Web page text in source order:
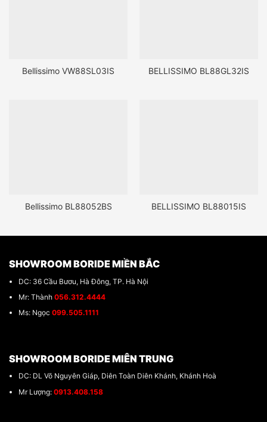
Bellissimo VW88SL03IS BELLISSIMO BL88GL32IS
Bellissimo BL88052BS BELLISSIMO BL88015IS
SHOWROOM BORIDE MIỀN BẮC
DC: 36 Cầu Bươu, Hà Đông, TP. Hà Nội
Mr: Thành 056.312.4444
Ms: Ngọc 099.505.1111
SHOWROOM BORIDE MIÊN TRUNG
DC: DL Võ Nguyên Giáp, Diên Toàn Diên Khánh, Khánh Hoà
Mr Lượng: 0913.408.158